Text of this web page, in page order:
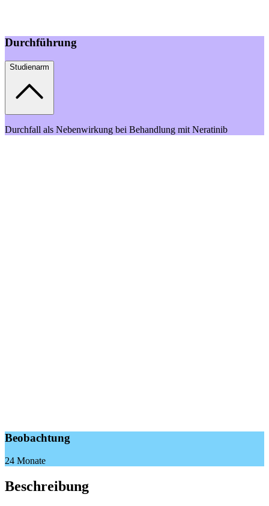
Durchführung
Studienarm
Durchfall als Nebenwirkung bei Behandlung mit Neratinib
Beobachtung
24 Monate
Beschreibung